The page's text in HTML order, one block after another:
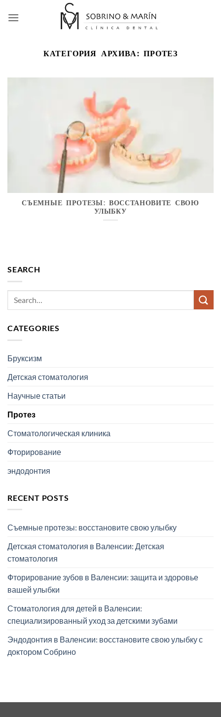
КАТЕГОРИЯ АРХИВА:ПРОТЕЗ
СЪЕМНЫЕ ПРОТЕЗЫ: ВОССТАНОВИТЕ СВОЮ
УЛЫБКУ
SEARCH
CATEGORIES
Бруксизм
Детская стоматология
Научные статьи
Протез
Стоматологическая клиника
Фторирование
эндодонтия
RECENT POSTS
Съемные протезы: восстановите свою улыбку
Детская стоматология в Валенсии: Детская
стоматология
Фторирование зубов в Валенсии: защита и здоровье
вашей улыбки
Стоматология для детей в Валенсии:
специализированный уход за детскими зубами
Эндодонтия в Валенсии: восстановите свою улыбку с
доктором Собрино